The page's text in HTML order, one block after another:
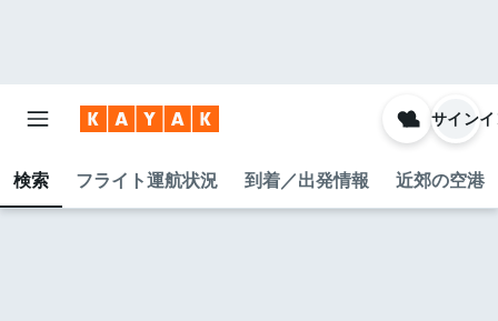
検索 フライト運航状況 到着／出発情報 近郊の空港
サイン